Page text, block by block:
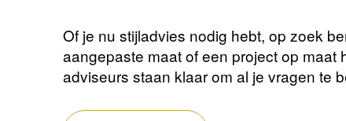
Of je nu stijladvies nodig hebt, op zoek
aangepaste maat of een project op maat
adviseurs staan ​​klaar om al je vragen te